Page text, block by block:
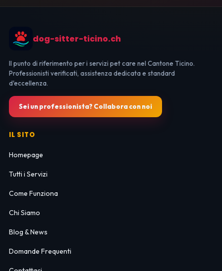
dog-sitter-ticino.ch
Il punto di riferimento per i servizi pet care nel Cantone Ticino.
Professionisti verificati, assistenza dedicata e standard
d'eccellenza.
Sei un professionista? Collabora con noi
IL SITO
Homepage
Tutti i Servizi
Come Funziona
Chi Siamo
Blog & News
Domande Frequenti